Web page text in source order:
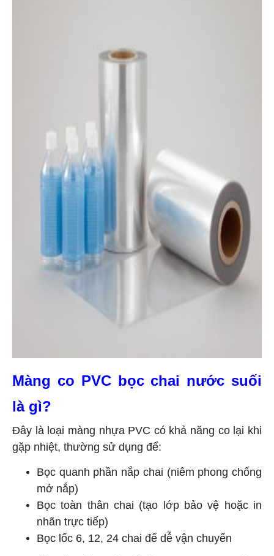
Màng co PVC bọc chai nước suối
là gì?
Đây là loại màng nhựa PVC có khả năng co lại khi
gặp nhiệt, thường sử dụng để:
Bọc quanh phần nắp chai (niêm phong chống
mở nắp)
Bọc toàn thân chai (tạo lớp bảo vệ hoặc in
nhãn trực tiếp)
Bọc lốc 6, 12, 24 chai để dễ vận chuyển